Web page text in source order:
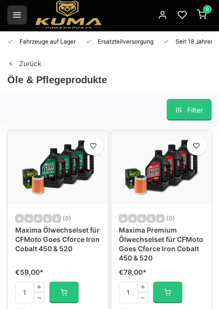
0
Fahrzeuge auf Lager Ersatzteilversorgung Seit 18 Jahren
Zurück
Öle & Pflegeprodukte
Filter
(0)
Maxima Ölwechselset für
CFMoto Goes Cforce Iron
Cobalt 450 & 520
€59,00*
(0)
Maxima Premium
Ölwechselset für CFMoto
Goes Cforce Iron Cobalt
450 & 520
€78,00*